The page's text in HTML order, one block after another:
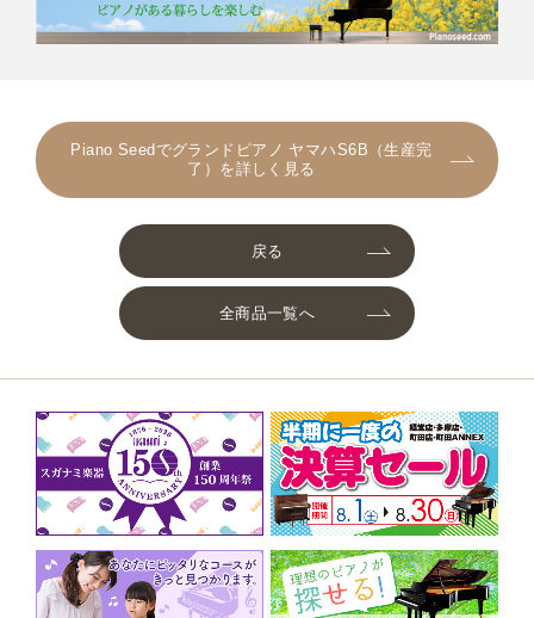
Piano Seedでグランドピアノ ヤマハS6B（生産完
了）を詳しく見る
戻る
全商品一覧へ